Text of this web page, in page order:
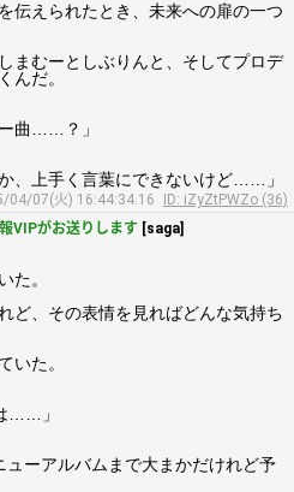
伝えられたとき、未来への扉の一つ
まむーとしぶりんと、そしてプロデ
んだ。
曲……？」
、上手く言葉にできないけど……」
04/07(火) 16:44:34.16
ID: iZyZtPWZo (36)
VIPがお送りします [saga]
た。
ど、その表情を見ればどんな気持ち
いた。
……」
ーアルバムまで大まかだけれど予